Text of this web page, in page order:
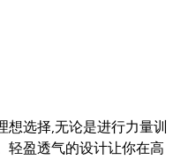
想选择,无论是进行力量训
轻盈透气的设计让你在高